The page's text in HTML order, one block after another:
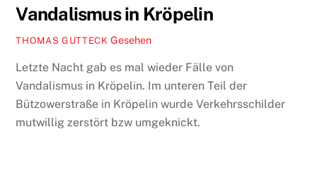
Vandalismus in Kröpelin
THOMAS GUTTECK Gesehen
Letzte Nacht gab es mal wieder Fälle von
Vandalismus in Kröpelin. Im unteren Teil der
Bützowerstraße in Kröpelin wurde Verkehrsschilder
mutwillig zerstört bzw umgeknickt.